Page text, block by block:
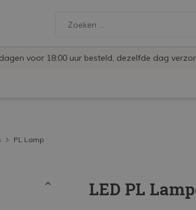
voor 18:00 uur besteld, dezelfde dag
Wandlampen
PL Lamp
LED PL